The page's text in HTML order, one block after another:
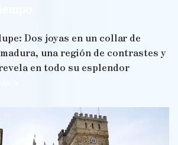
Dos joyas en un collar de
una región de contrastes y
en todo su esplendor